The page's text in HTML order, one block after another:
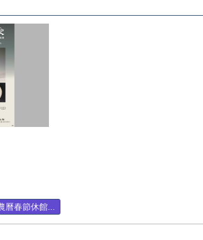
曆春節休館...